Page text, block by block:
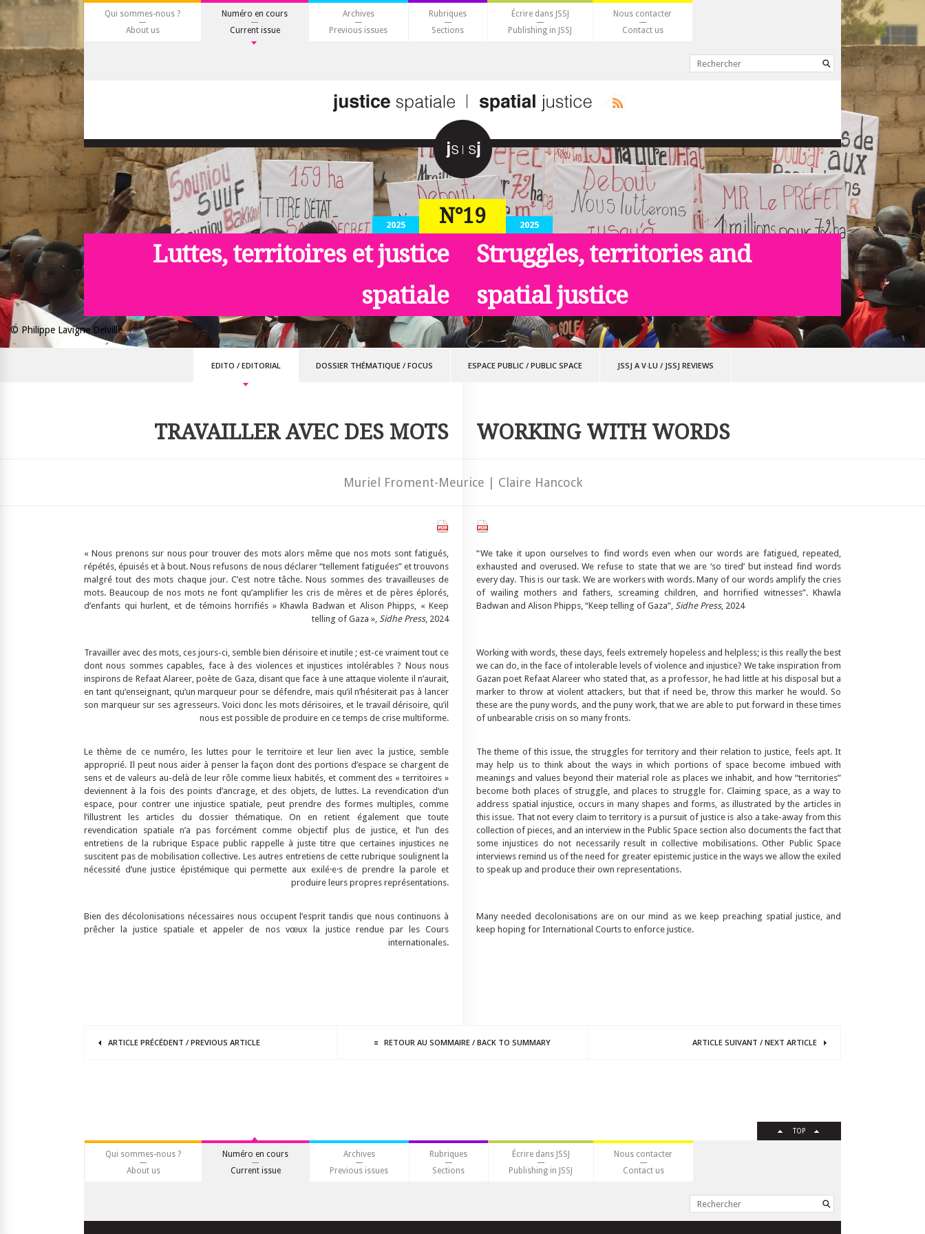
© Philippe Lavigne Delville
Qui sommes-nous ?
About us
Numéro en cours
Current issue
Archives
Previous issues
Rubriques
Sections
Écrire dans JSSJ
Publishing in JSSJ
Nous contacter
Contact us
2025 N°19 2025
Luttes, territoires et justice
spatiale
Struggles, territories and
spatial justice
EDITO / EDITORIAL DOSSIER THÉMATIQUE / FOCUS ESPACE PUBLIC / PUBLIC SPACE JSSJ A V·LU / JSSJ REVIEWS
TRAVAILLER AVEC DES MOTS WORKING WITH WORDS
Muriel Froment-Meurice | Claire Hancock
« Nous prenons sur nous pour trouver des mots alors même que nos mots sont fatigués,
répétés, épuisés et à bout. Nous refusons de nous déclarer “tellement fatiguées” et trouvons
malgré tout des mots chaque jour. C’est notre tâche. Nous sommes des travailleuses de
mots. Beaucoup de nos mots ne font qu’amplifier les cris de mères et de pères éplorés,
d’enfants qui hurlent, et de témoins horrifiés » Khawla Badwan et Alison Phipps, « Keep
telling of Gaza », Sidhe Press, 2024
“We take it upon ourselves to find words even when our words are fatigued, repeated,
exhausted and overused. We refuse to state that we are ‘so tired’ but instead find words
every day. This is our task. We are workers with words. Many of our words amplify the cries
of wailing mothers and fathers, screaming children, and horrified witnesses”. Khawla
Badwan and Alison Phipps, “Keep telling of Gaza”, Sidhe Press, 2024
Travailler avec des mots, ces jours-ci, semble bien dérisoire et inutile ; est-ce vraiment tout ce
dont nous sommes capables, face à des violences et injustices intolérables ? Nous nous
inspirons de Refaat Alareer, poète de Gaza, disant que face à une attaque violente il n’aurait,
en tant qu’enseignant, qu’un marqueur pour se défendre, mais qu’il n’hésiterait pas à lancer
son marqueur sur ses agresseurs. Voici donc les mots dérisoires, et le travail dérisoire, qu’il
nous est possible de produire en ce temps de crise multiforme.
Working with words, these days, feels extremely hopeless and helpless; is this really the best
we can do, in the face of intolerable levels of violence and injustice? We take inspiration from
Gazan poet Refaat Alareer who stated that, as a professor, he had little at his disposal but a
marker to throw at violent attackers, but that if need be, throw this marker he would. So
these are the puny words, and the puny work, that we are able to put forward in these times
of unbearable crisis on so many fronts.
Le thème de ce numéro, les luttes pour le territoire et leur lien avec la justice, semble
approprié. Il peut nous aider à penser la façon dont des portions d’espace se chargent de
sens et de valeurs au-delà de leur rôle comme lieux habités, et comment des « territoires »
deviennent à la fois des points d’ancrage, et des objets, de luttes. La revendication d’un
espace, pour contrer une injustice spatiale, peut prendre des formes multiples, comme
l’illustrent les articles du dossier thématique. On en retient également que toute
revendication spatiale n’a pas forcément comme objectif plus de justice, et l’un des
entretiens de la rubrique Espace public rappelle à juste titre que certaines injustices ne
suscitent pas de mobilisation collective. Les autres entretiens de cette rubrique soulignent la
nécessité d’une justice épistémique qui permette aux exilé·e·s de prendre la parole et
produire leurs propres représentations.
The theme of this issue, the struggles for territory and their relation to justice, feels apt. It
may help us to think about the ways in which portions of space become imbued with
meanings and values beyond their material role as places we inhabit, and how “territories”
become both places of struggle, and places to struggle for. Claiming space, as a way to
address spatial injustice, occurs in many shapes and forms, as illustrated by the articles in
this issue. That not every claim to territory is a pursuit of justice is also a take-away from this
collection of pieces, and an interview in the Public Space section also documents the fact that
some injustices do not necessarily result in collective mobilisations. Other Public Space
interviews remind us of the need for greater epistemic justice in the ways we allow the exiled
to speak up and produce their own representations.
Bien des décolonisations nécessaires nous occupent l’esprit tandis que nous continuons à
prêcher la justice spatiale et appeler de nos vœux la justice rendue par les Cours
internationales.
Many needed decolonisations are on our mind as we keep preaching spatial justice, and
keep hoping for International Courts to enforce justice.
ARTICLE PRÉCÉDENT / PREVIOUS ARTICLE RETOUR AU SOMMAIRE / BACK TO SUMMARY ARTICLE SUIVANT / NEXT ARTICLE
TOP
Qui sommes-nous ?
About us
Numéro en cours
Current issue
Archives
Previous issues
Rubriques
Sections
Écrire dans JSSJ
Publishing in JSSJ
Nous contacter
Contact us